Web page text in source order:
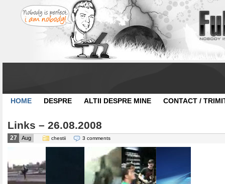
HOME DESPRE ALTII DESPRE MINE CONTACT /
Links – 26.08.2008
27 Aug chestii 3 comments